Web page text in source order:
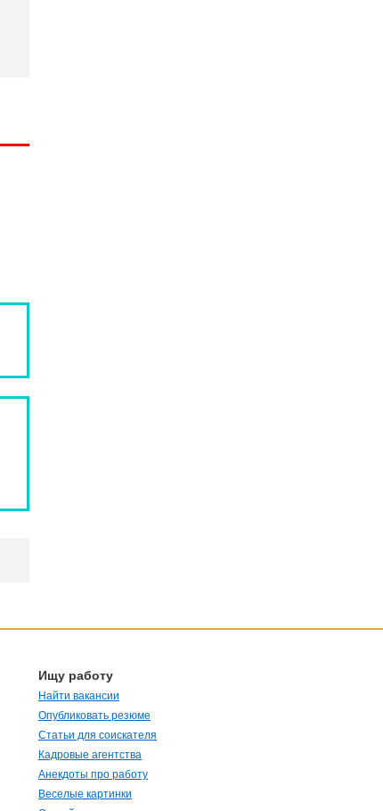
Ищу работу
Найти вакансии
Опубликовать резюме
Статьи для соискателя
Кадровые агентства
Анекдоты про работу
Веселые картинки